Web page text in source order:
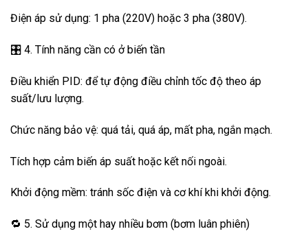
Điện áp sử dụng: 1 pha (220V) hoặc 3 pha (380V).
🎛️ 4. Tính năng cần có ở biến tần
Điều khiển PID: để tự động điều chỉnh tốc độ theo áp
suất/lưu lượng.
Chức năng bảo vệ: quá tải, quá áp, mất pha, ngắn mạch.
Tích hợp cảm biến áp suất hoặc kết nối ngoài.
Khởi động mềm: tránh sốc điện và cơ khí khi khởi động.
🔁 5. Sử dụng một hay nhiều bơm (bơm luân phiên)